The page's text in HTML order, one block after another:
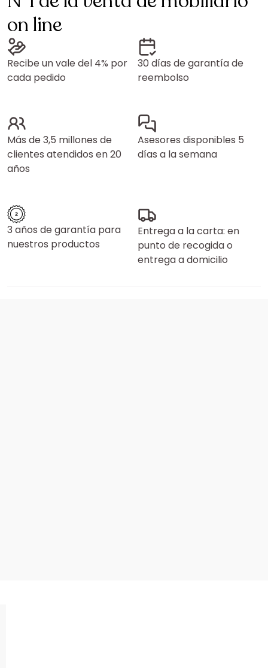
on line
Recibe un vale del 4% por
cada pedido
30 días de garantía de
reembolso
Más de 3,5 millones de
clientes atendidos en 20
años
Asesores disponibles 5
días a la semana
3 años de garantía para
nuestros productos
Entrega a la carta: en
punto de recogida o
entrega a domicilio